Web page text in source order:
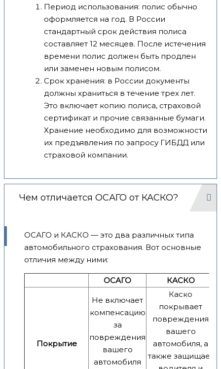
Период использования: полис обычно
оформляется на год. В России
стандартный срок действия полиса
составляет 12 месяцев. После истечения
времени полис должен быть продлен
или заменен новым полисом.
Срок хранения: в России документы
должны храниться в течение трех лет.
Это включает копию полиса, страховой
сертификат и прочие связанные бумаги.
Хранение необходимо для возможности
их предъявления по запросу ГИБДД или
страховой компании.
Чем отличается ОСАГО от КАСКО?
ОСАГО и КАСКО — это два различных типа
автомобильного страхования. Вот основные
отличия между ними:
ОСАГО КАСКО
Покрытие
Не включает
компенсацию
за
повреждения
вашего
автомобиля
Каско
покрывает
повреждения
вашего
автомобиля, а
также защищает